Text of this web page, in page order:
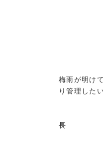
梅雨が明け
り管理した
長